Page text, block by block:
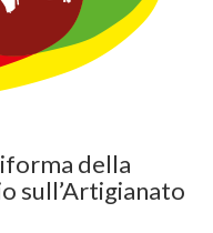
della
sull’Artigianato